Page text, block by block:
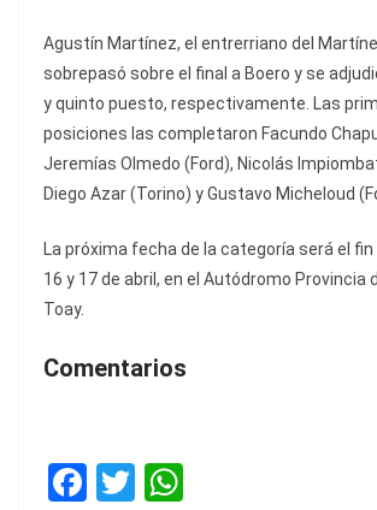
Agustín Martínez, el entrerriano del
sobrepasó sobre el final a Boero y se
y quinto puesto, respectivamente. Las
posiciones las completaron Facundo
Jeremías Olmedo (Ford), Nicolás
Diego Azar (Torino) y Gustavo Micheloud
La próxima fecha de la categoría será el fin
16 y 17 de abril, en el Autódromo Provincia
Toay.
Comentarios
F T